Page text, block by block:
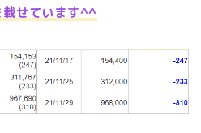
載せています^^